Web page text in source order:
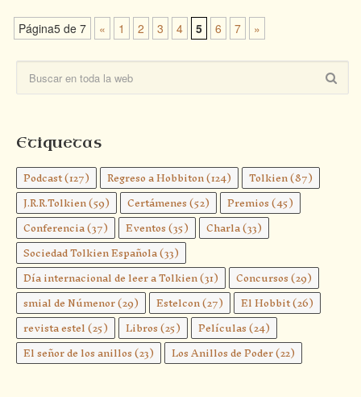
Página5 de 7 « 1 2 3 4 5 6 7 »
Etiquetas
Podcast(127) Regreso a Hobbiton(124) Tolkien(87)
J.R.R.Tolkien(59) Certámenes(52) Premios(45)
Conferencia(37) Eventos(35) Charla(33)
Sociedad Tolkien Española(33)
Día internacional de leer a Tolkien(31) Concursos(29)
smial de Númenor(29) Estelcon(27) El Hobbit(26)
revista estel(25) Libros(25) Películas(24)
El señor de los anillos(23) Los Anillos de Poder(22)